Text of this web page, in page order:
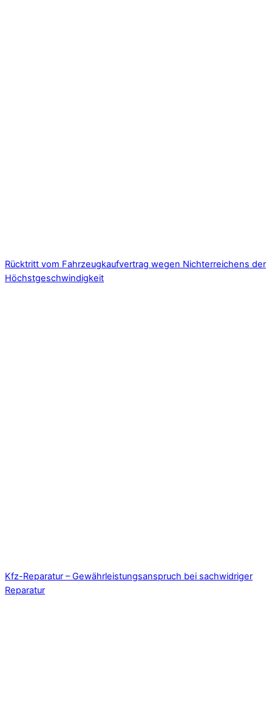
Rücktritt vom Fahrzeugkaufvertrag wegen Nichterreichens der
Höchstgeschwindigkeit
Kfz-Reparatur – Gewährleistungsanspruch bei sachwidriger
Reparatur